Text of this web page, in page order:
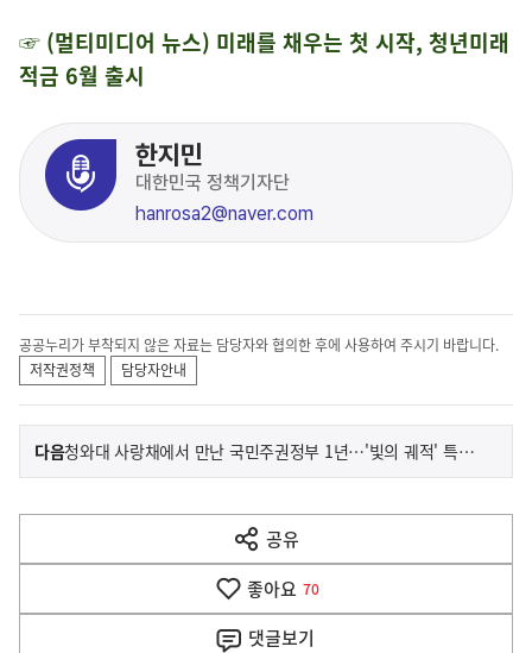
☞ (멀티미디어 뉴스) 미래를 채우는 첫 시작, 청년미래
적금 6월 출시
한지민
대한민국 정책기자단
hanrosa2@naver.com
공공누리가 부착되지 않은 자료는 담당자와 협의한 후에 사용하여 주시기 바랍니다.
저작권정책
담당자안내
이
전
다
음
다음기
사
청와대 사랑채에서 만난 국민주권정부 1년…'빛의 궤적' 특별전 개막
공유
열
기
좋아요 70
댓글보기